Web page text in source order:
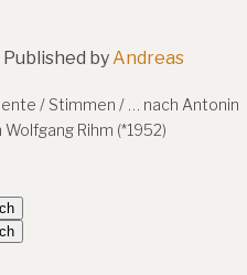
Published byAndreas
/ Stimmen / … nach Antonin
Rihm (*1952)